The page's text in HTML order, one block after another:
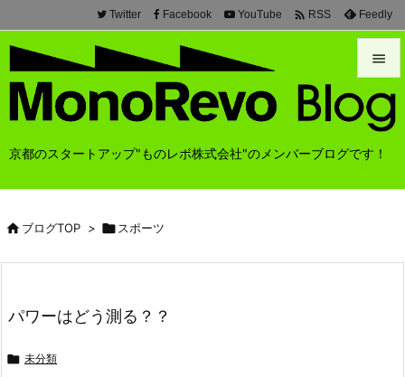
京都のスタートアップ"ものレボ株式会社"のメンバーブログです！


メニュ
前へ

Twitter Facebook YouTube  RSS Feedly
ブログTOP > スポーツ
パワーはどう測る？？
 未分類